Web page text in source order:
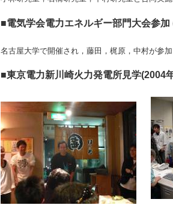
■電気学会電力エネルギー部門大会参
名古屋大学で開催され，藤田，梶原，中村が参
■東京電力新川崎火力発電所見学(2004